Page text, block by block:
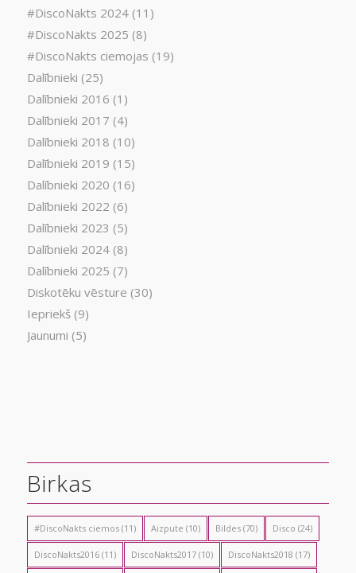
#DiscoNakts 2024(11)
#DiscoNakts 2025 (8)
#DiscoNakts ciemojas (19)
Dalībnieki (25)
Dalībnieki 2016 (1)
Dalībnieki 2017 (4)
Dalībnieki 2018 (10)
Dalībnieki 2019 (15)
Dalībnieki 2020 (16)
Dalībnieki 2022 (6)
Dalībnieki 2023 (5)
Dalībnieki 2024(8)
Dalībnieki 2025 (7)
Diskotēku vēsture (30)
Iepriekš(9)
Jaunumi (5)
Birkas
#DiscoNakts ciemos(11) Aizpute (10) Bildes(70) Disco (24)
DiscoNakts2016(11) DiscoNakts2017(10) DiscoNakts2018 (17)